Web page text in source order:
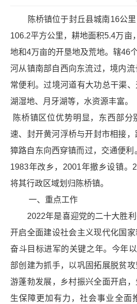
陈桥镇位于封丘县城南16公里
106.2平方公里，耕地面积5.4万亩
地和4万亩的开垦地及荒地。辖46
河从镇南部自西向东流过，境内
常便利。过境河道有大功总干渠
湖湿地、月牙湖等，水资源丰富。
陈桥镇区位优势明显，东西部分
速、封开黄河浮桥与开封市相接
獐路自东向西穿镇而过，交通便利
1983年改乡，2001年撤乡设镇。
将其行政区域划归陈桥镇。
一、重点工作
2022年是喜迎党的二十大胜利
开启全面建设社会主义现代化国
奋斗目标进军的关键之年。今年
部创建为抓手，以巩固拓展脱贫
游蓬勃发展，乡村振兴全面开启
生保障更加有力，社会事业全面